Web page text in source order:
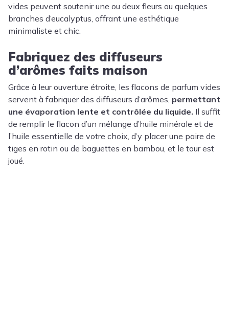
vides peuvent soutenir une ou deux fleurs ou quelques
branches d’eucalyptus, offrant une esthétique
minimaliste et chic.
Fabriquez des diffuseurs
d’arômes faits maison
Grâce à leur ouverture étroite, les flacons de parfum vides
servent à fabriquer des diffuseurs d’arômes, permettant
une évaporation lente et contrôlée du liquide. Il suffit
de remplir le flacon d’un mélange d’huile minérale et de
l’huile essentielle de votre choix, d’y placer une paire de
tiges en rotin ou de baguettes en bambou, et le tour est
joué.